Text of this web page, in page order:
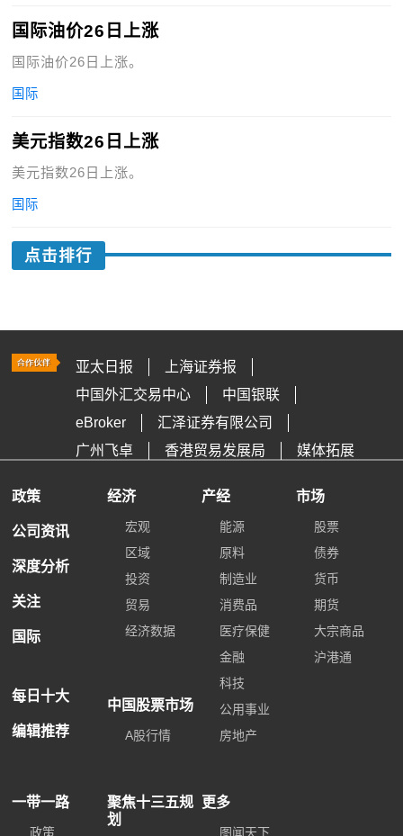
国际油价26日上涨
国际油价26日上涨。
国际
美元指数26日上涨
美元指数26日上涨。
国际
点击排行
亚太日报
上海证券报
中国外汇交易中心
中国银联
eBroker
汇泽证券有限公司
广州飞卓
香港贸易发展局 媒体拓展
政策
公司资讯
深度分析
关注
国际
每日十大
编辑推荐
经济
宏观
区域
投资
贸易
经济数据
中国股票市场
A股行情
产经
能源
原料
制造业
消费品
医疗保健
金融
科技
公用事业
房地产
市场
股票
债券
货币
期货
大宗商品
沪港通
一带一路
政策
聚焦十三五规
划
更多
图闻天下